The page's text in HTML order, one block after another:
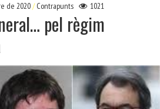
de 2020 Contrapunts 1021
pel règim